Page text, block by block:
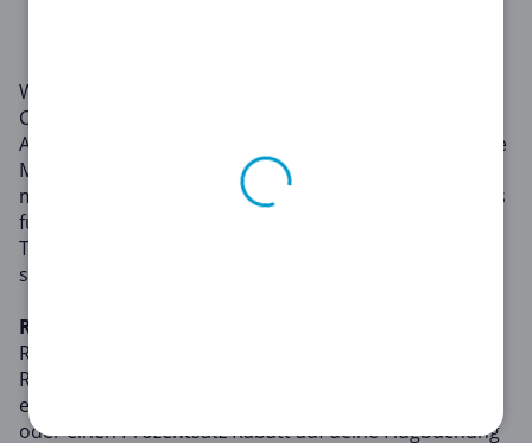
Willkommen in der Reise-Kategorie auf
Copacoupona.de, dem Ort, an dem du die besten
Angebote für dein nächstes Abenteuer findest. Unsere
Mission ist es, Reisen für jeden erschwinglich zu
machen, und unsere Reise-Gutscheine sind ein Beweis
für dieses Engagement. Mit ihnen kannst du deine
Traumziele erkunden, ohne dabei dein Budget zu
sprengen.
Reise-Gutscheine
Reise-Gutscheine können deinen Traumurlaub zur
Realität werden lassen. Ob es sich um einen
ermäßigten Aufenthalt im 'Holiday Haven Resorts'
oder einen Prozentsatz Rabatt auf deine Flugbuchung